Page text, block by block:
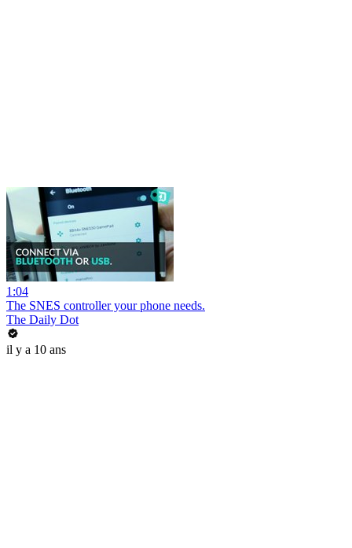
1:04
The SNES controller your phone needs.
The Daily Dot
il y a 10 ans